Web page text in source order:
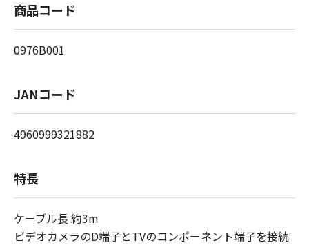
商品コード
0976B001
JANコード
4960999321882
特長
ケーブル長 約3m
ビデオカメラのD端子とTVのコンポーネント端子を接続